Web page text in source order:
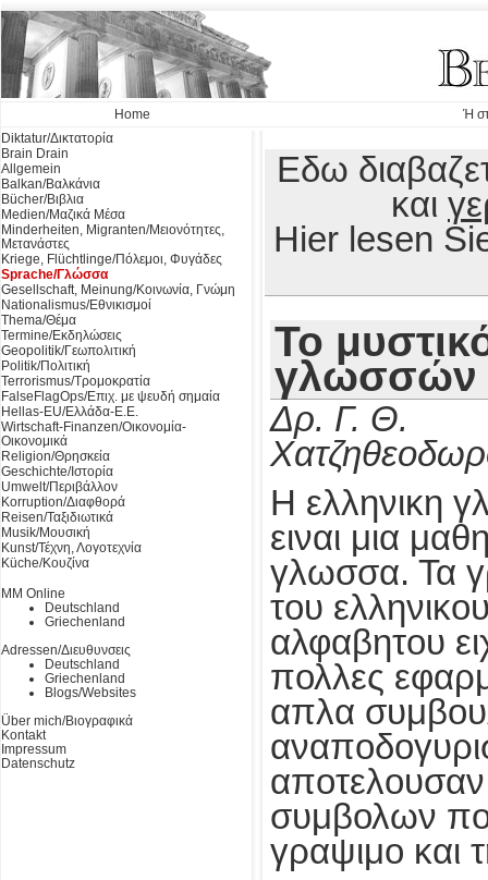
Home
Ή
Diktatur/Δικτατορία
Brain Drain
Allgemein
Balkan/Βαλκάνια
Bücher/Βιβλια
Medien/Μαζικά Μέσα
Minderheiten, Migranten/Μειονότητες,
Μετανάστες
Kriege, Flüchtlinge/Πόλεμοι, Φυγάδες
Sprache/Γλώσσα
Gesellschaft, Meinung/Κοινωνία, Γνώμη
Nationalismus/Εθνικισμοί
Thema/Θέμα
Termine/Εκδηλώσεις
Geopolitik/Γεωπολιτική
Politik/Πολιτική
Terrorismus/Τρομοκρατία
FalseFlagOps/Επιχ. με ψευδή σημαία
Hellas-EU/Ελλάδα-Ε.Ε.
Wirtschaft-Finanzen/Οικονομία-
Οικονομικά
Religion/Θρησκεία
Geschichte/Ιστορία
Umwelt/Περιβάλλον
Korruption/Διαφθορά
Reisen/Ταξιδιωτικά
Musik/Μουσική
Kunst/Τέχνη, Λογοτεχνία
Küche/Κουζίνα
MM Online
Deutschland
Griechenland
Adressen/Διευθυνσεις
Deutschland
Griechenland
Blogs/Websites
Über mich/Βιογραφικά
Kontakt
Impressum
Datenschutz
Εδω
και
Hier lesen
Το
γλωσσών
Δρ. Γ. Θ.
Η ελληνικη
ειναι μια
γλωσσα. Τα
του
αλφαβητου
πολλες
απλα
συμβολων
γραψιμο και